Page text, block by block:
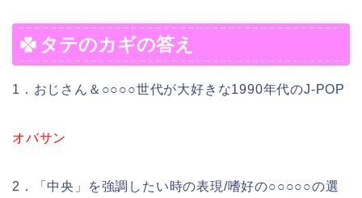
タテのカギの答え
1．おじさん＆○○○○世代が大好きな1990年代のJ-POP
オバサン
2．「中央」を強調したい時の表現/嗜好の○○○○○の選